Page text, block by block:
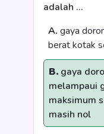
adalah …
A. gaya
berat kotak
B. gaya
melampaui
maksimum
masih nol